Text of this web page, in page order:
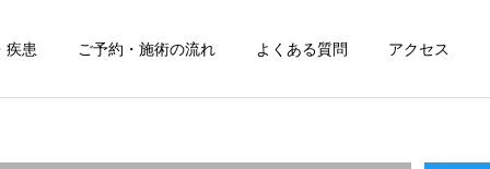
疾患 ご予約・施術の流れ よくある質問 アクセス
詳細を見る